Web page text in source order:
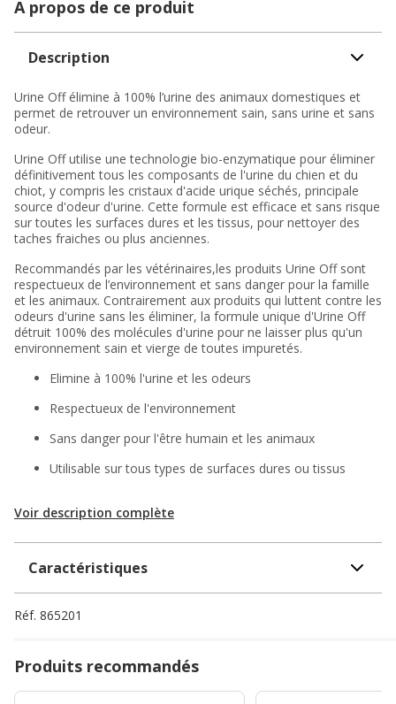
A propos de ce produit
Description
Urine Off élimine à 100% l’urine des animaux domestiques et
permet de retrouver un environnement sain, sans urine et sans
odeur.
Urine Off utilise une technologie bio-enzymatique pour éliminer
définitivement tous les composants de l'urine du chien et du
chiot, y compris les cristaux d'acide urique séchés, principale
source d'odeur d'urine. Cette formule est efficace et sans risque
sur toutes les surfaces dures et les tissus, pour nettoyer des
taches fraiches ou plus anciennes.
Recommandés par les vétérinaires,les produits Urine Off sont
respectueux de l’environnement et sans danger pour la famille
et les animaux. Contrairement aux produits qui luttent contre les
odeurs d'urine sans les éliminer, la formule unique d'Urine Off
détruit 100% des molécules d'urine pour ne laisser plus qu'un
environnement sain et vierge de toutes impuretés.
Elimine à 100% l'urine et les odeurs
Respectueux de l'environnement
Sans danger pour l'être humain et les animaux
Utilisable sur tous types de surfaces dures ou tissus
Voir description complète
Caractéristiques
Réf. 865201
Produits recommandés